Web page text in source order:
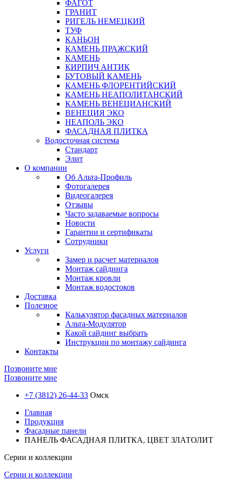
ФАГОТ
ГРАНИТ
РИГЕЛЬ НЕМЕЦКИЙ
ТУФ
КАНЬОН
КАМЕНЬ ПРАЖСКИЙ
КАМЕНЬ
КИРПИЧ АНТИК
БУТОВЫЙ КАМЕНЬ
КАМЕНЬ ФЛОРЕНТИЙСКИЙ
КАМЕНЬ НЕАПОЛИТАНСКИЙ
КАМЕНЬ ВЕНЕЦИАНСКИЙ
ВЕНЕЦИЯ ЭКО
НЕАПОЛЬ ЭКО
ФАСАДНАЯ ПЛИТКА
Водосточная система
Стандарт
Элит
О компании
Об Альта-Профиль
Фотогалерея
Видеогалерея
Отзывы
Часто задаваемые вопросы
Новости
Гарантии и сертификаты
Сотрудники
Услуги
Замер и расчет материалов
Монтаж сайдинга
Монтаж кровли
Монтаж водостоков
Доставка
Полезное
Калькулятор фасадных материалов
Альта-Модулятор
Какой сайдинг выбрать
Инструкции по монтажу сайдинга
Контакты
Позвоните мне
Позвоните мне
+7 (3812) 26-44-33 Омск
Главная
Продукция
Фасадные панели
ПАНЕЛЬ ФАСАДНАЯ ПЛИТКА, ЦВЕТ ЗЛАТОЛИТ
Серии и коллекции
Серии и коллекции